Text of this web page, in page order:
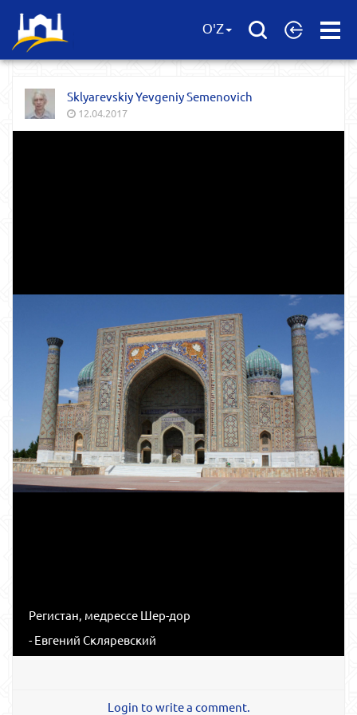
Open
O'Z
Sklyarevskiy Yevgeniy Semenovich
12.04.2017
Регистан, медрессе Шер-дор
- Евгений Скляревский
Login to write a comment.